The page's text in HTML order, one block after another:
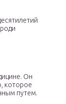
Он
которое
путем.